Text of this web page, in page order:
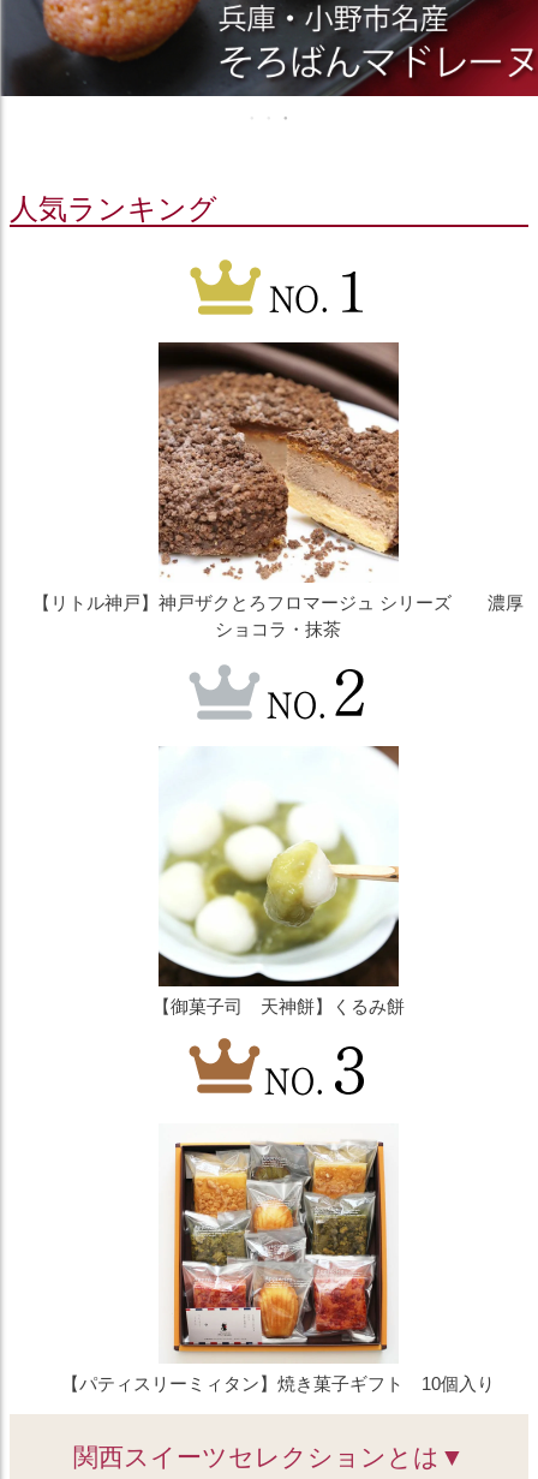
人気ランキング
【リトル神戸】神戸ザクとろフロマージュ シリーズ 濃厚
ショコラ・抹茶
【御菓子司 天神餅】くるみ餅
【パティスリーミィタン】焼き菓子ギフト 10個入り
関西スイーツセレクションとは▼